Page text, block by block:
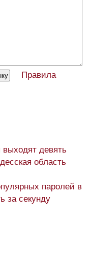
Правила
девять
область
паролей в
за секунду